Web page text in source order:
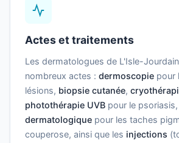
Actes et traitements
Les dermatologues de L'Isle-
nombreux actes : dermoscopie pour
lésions, biopsie cutanée,
photothérapie UVB pour le psoriasis,
dermatologique pour les taches
couperose, ainsi que les injections